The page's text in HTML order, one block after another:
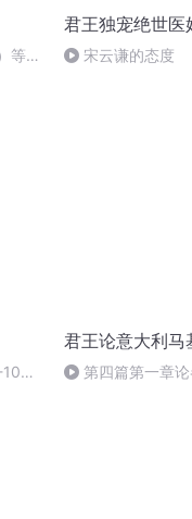
等嗓
君王独宠绝世医
宋云谦的态度
君王论意大利马
第四篇第一章